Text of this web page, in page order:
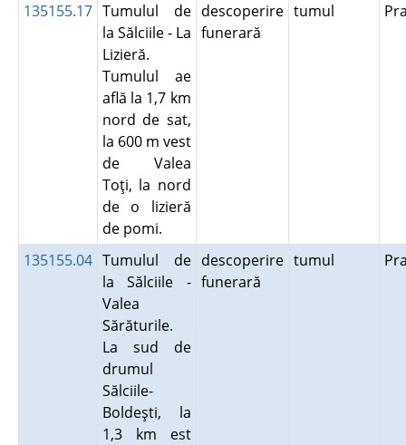
135155.17 Tumulul de
la Sălciile - La
Lizieră.
Tumulul ae
află la 1,7 km
nord de sat,
la 600 m vest
de Valea
Toţi, la nord
de o lizieră
de pomi.
descoperire
funerară
tumul
135155.04 Tumulul de
la Sălciile -
Valea
Sărăturile.
La sud de
drumul
Sălciile-
Boldeşti, la
1,3 km est
descoperire
funerară
tumul